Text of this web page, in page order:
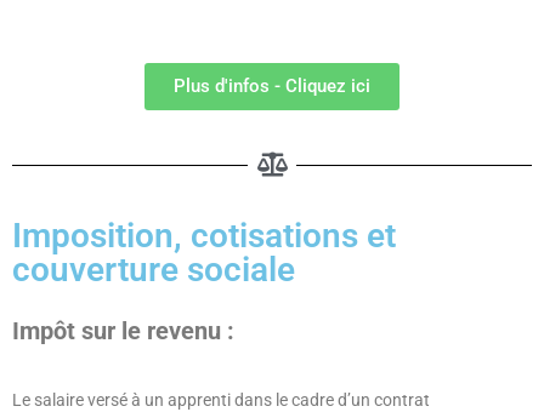
Plus d'infos - Cliquez ici
Imposition, cotisations et
couverture sociale
Impôt sur le revenu :
Le salaire versé à un apprenti dans le cadre d’un contrat